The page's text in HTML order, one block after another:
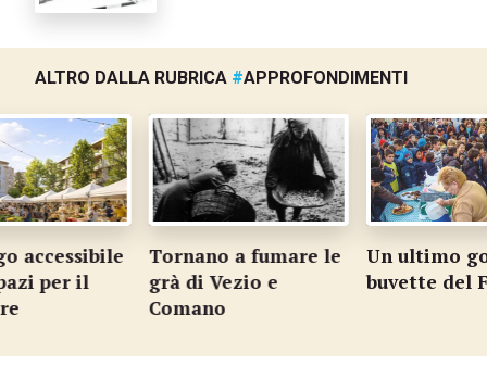
ALTRO DALLA RUBRICA #APPROFONDIMENTI
accessibile
per il
Tornano a fumare le
grà di Vezio e
Comano
Un ultimo
buvette del